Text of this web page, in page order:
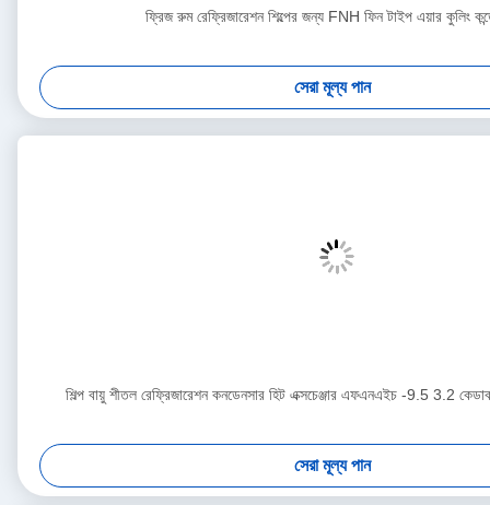
ফ্রিজ রুম রেফ্রিজারেশন শিল্পের জন্য FNH ফিন টাইপ এয়ার কুলিং
সেরা মূল্য পান
শিল্প বায়ু শীতল রেফ্রিজারেশন কনডেনসার হিট এক্সচেঞ্জার এফএনএইচ -9.5 3.2
সেরা মূল্য পান